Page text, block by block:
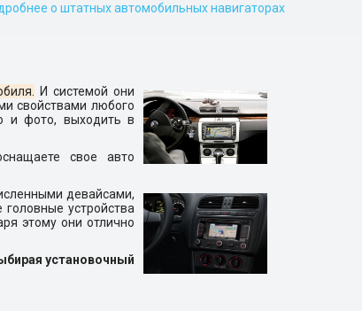
о штатных автомобильных навигаторах
И системой они
свойствами любого
и фото, выходить в
свое авто
девайсами,
устройства
этому они отлично
установочный